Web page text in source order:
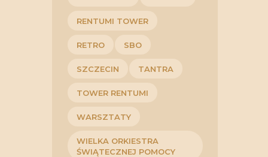
RENTUMI TOWER
RETRO SBO
SZCZECIN TANTRA
TOWER RENTUMI
WARSZTATY
WIELKA ORKIESTRA
ŚWIĄTECZNEJ POMOCY